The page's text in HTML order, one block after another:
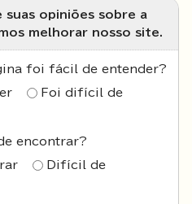
opiniões sobre a
melhorar nosso site.
foi fácil de entender?
Foi difícil de
encontrar?
Difícil de